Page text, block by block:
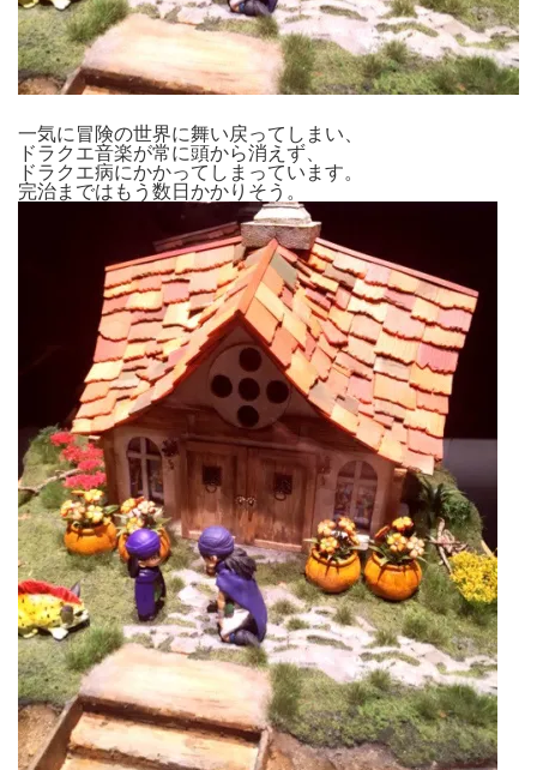
一気に冒険の世界に舞い戻ってしまい、
ドラクエ音楽が常に頭から消えず、
ドラクエ病にかかってしまっています。
完治まではもう数日かかりそう。